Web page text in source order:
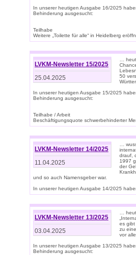
In unserer heutigen Ausgabe 16/2025
Behinderung ausgesucht:
Teilhabe
Weitere „Toilette für alle“ in Heidelberg
LVKM-Newsletter 15/2025
25.04.2025
…
50
In unserer heutigen Ausgabe 15/2025
Behinderung ausgesucht:
Teilhabe / Arbeit
Beschäftigungsquote schwerbehinderter
LVKM-Newsletter 14/2025
11.04.2025
…
drauf,
1997
der
und so auch Namensgeber war.
In unserer heutigen Ausgabe 14/2025
LVKM-Newsletter 13/2025
03.04.2025
…
es gibt
zu
vor
In unserer heutigen Ausgabe 13/2025
Behinderung ausgesucht: